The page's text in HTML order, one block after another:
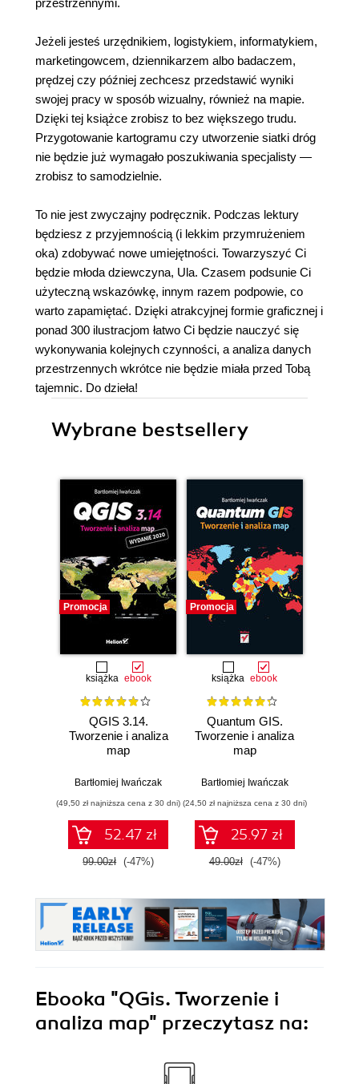
przestrzennymi.
Jeżeli jesteś urzędnikiem, logistykiem, informatykiem,
marketingowcem, dziennikarzem albo badaczem,
prędzej czy później zechcesz przedstawić wyniki
swojej pracy w sposób wizualny, również na mapie.
Dzięki tej książce zrobisz to bez większego trudu.
Przygotowanie kartogramu czy utworzenie siatki dróg
nie będzie już wymagało poszukiwania specjalisty —
zrobisz to samodzielnie.
To nie jest zwyczajny podręcznik. Podczas lektury
będziesz z przyjemnością (i lekkim przymrużeniem
oka) zdobywać nowe umiejętności. Towarzyszyć Ci
będzie młoda dziewczyna, Ula. Czasem podsunie Ci
użyteczną wskazówkę, innym razem podpowie, co
warto zapamiętać. Dzięki atrakcyjnej formie graficznej i
ponad 300 ilustracjom łatwo Ci będzie nauczyć się
wykonywania kolejnych czynności, a analiza danych
przestrzennych wkrótce nie będzie miała przed Tobą
tajemnic. Do dzieła!
Wybrane bestsellery
Promocja
książka ebook
QGIS 3.14.
Tworzenie i analiza
map
Bartłomiej Iwańczak
(49,50 zł najniższa cena z 30 dni)
52.47 zł
99.00zł (-47%)
Promocja
książka ebook
Quantum GIS.
Tworzenie i analiza
map
Bartłomiej Iwańczak
(24,50 zł najniższa cena z 30 dni)
25.97 zł
49.00zł (-47%)
Ebooka "QGis. Tworzenie i
analiza map" przeczytasz na: